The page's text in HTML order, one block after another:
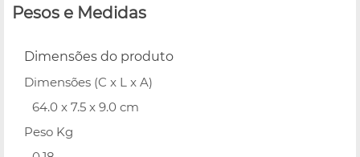
Pesos e Medidas
Dimensões do produto
Dimensões (C x L x A)
64.0 x 7.5 x 9.0 cm
Peso Kg